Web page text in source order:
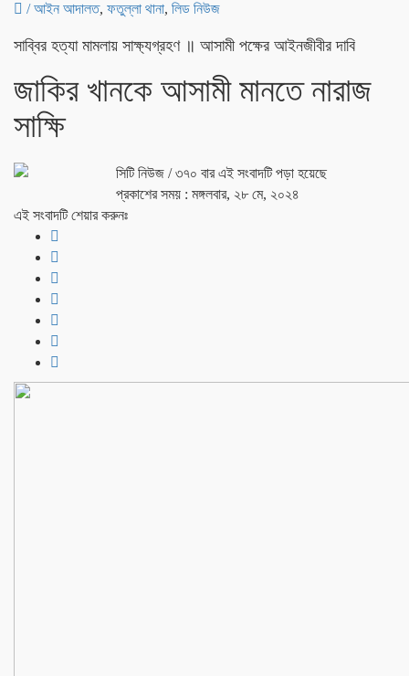
/আইন আদালত, ফতুল্লা থানা, লিড নিউজ
সাব্বির হত্যা মামলায় সাক্ষ্যগ্রহণ ॥ আসামী পক্ষের আইনজীবীর দাবি
জাকির খানকে আসামী মানতে নারাজ
সাক্ষি
সিটি নিউজ / ৩৭০ বার এই সংবাদটি পড়া হয়েছে
প্রকাশের সময় : মঙ্গলবার, ২৮ মে, ২০২৪
এই সংবাদটি শেয়ার করুনঃ